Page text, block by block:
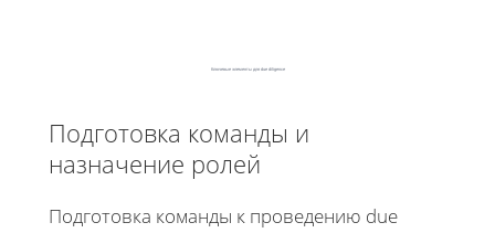
Ключевые элементы для due diligence
Подготовка команды и
назначение ролей
Подготовка команды к проведению due